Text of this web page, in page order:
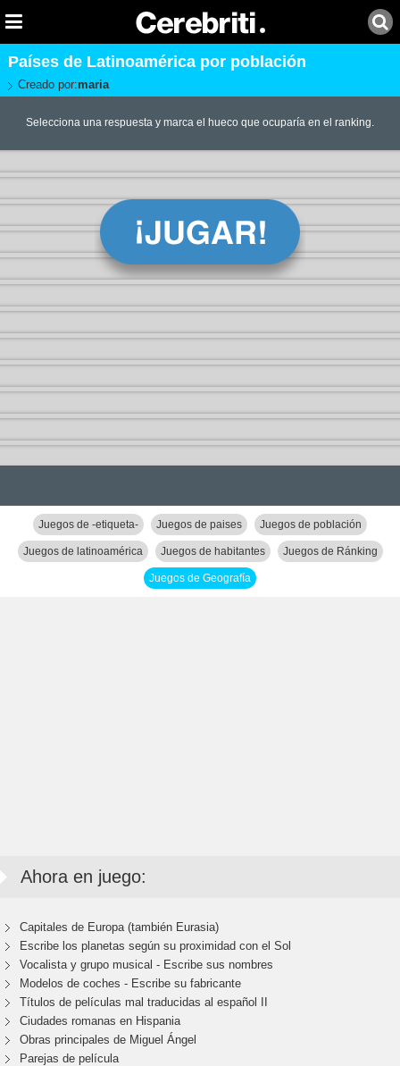
Países de Latinoamérica por población
Creado por:maria
Selecciona una respuesta y marca el hueco que ocuparía en el ranking.
Juegos de -etiqueta- Juegos de paises Juegos de población
Juegos de latinoamérica Juegos de habitantes Juegos de Ránking
Juegos de Geografía
Ahora en juego:
Capitales de Europa (también Eurasia)
Escribe los planetas según su proximidad con el Sol
Vocalista y grupo musical - Escribe sus nombres
Modelos de coches - Escribe su fabricante
Títulos de películas mal traducidas al español II
Ciudades romanas en Hispania
Obras principales de Miguel Ángel
Parejas de película